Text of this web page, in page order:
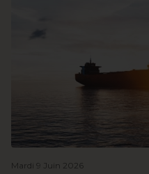
Mardi 9 Juin 2026